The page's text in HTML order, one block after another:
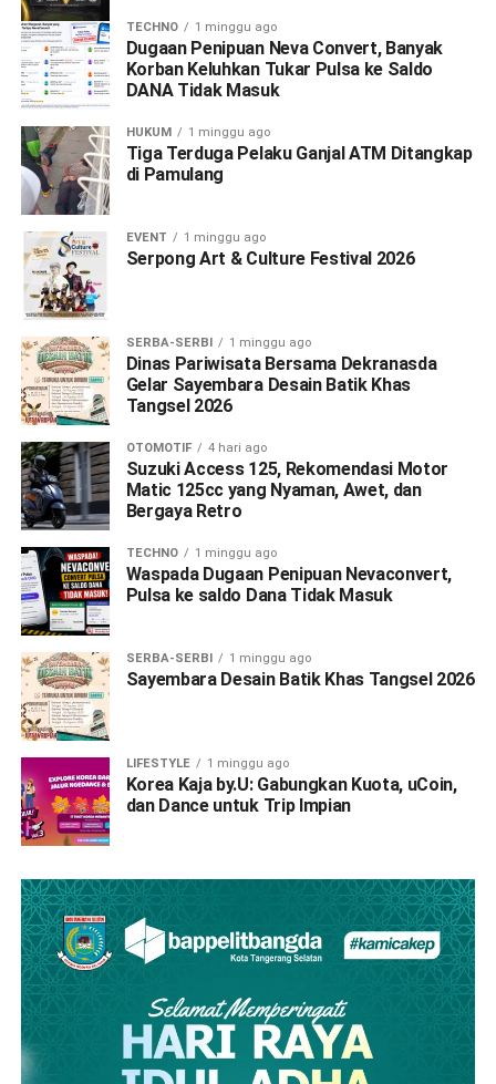
TECHNO 1 minggu ago
Dugaan Penipuan Neva Convert, Banyak
Korban Keluhkan Tukar Pulsa ke Saldo
DANA Tidak Masuk
HUKUM 1 minggu ago
Tiga Terduga Pelaku Ganjal ATM Ditangkap
di Pamulang
EVENT 1 minggu ago
Serpong Art & Culture Festival 2026
SERBA-SERBI 1 minggu ago
Dinas Pariwisata Bersama Dekranasda
Gelar Sayembara Desain Batik Khas
Tangsel 2026
OTOMOTIF 4 hari ago
Suzuki Access 125, Rekomendasi Motor
Matic 125cc yang Nyaman, Awet, dan
Bergaya Retro
TECHNO 1 minggu ago
Waspada Dugaan Penipuan Nevaconvert,
Pulsa ke saldo Dana Tidak Masuk
SERBA-SERBI 1 minggu ago
Sayembara Desain Batik Khas Tangsel 2026
LIFESTYLE 1 minggu ago
Korea Kaja by.U: Gabungkan Kuota, uCoin,
dan Dance untuk Trip Impian